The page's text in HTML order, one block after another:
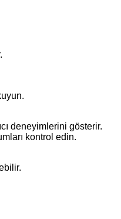
deneyimlerini gösterir.
kontrol edin.